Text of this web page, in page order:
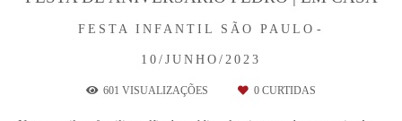
FESTA INFANTIL SÃO PAULO
10/JUNHO/2023
601 VISUALIZAÇÕES 0 CURTIDAS